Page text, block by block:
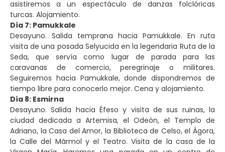
asistiremos a un espectáculo de danzas folclóricas
turcas. Alojamiento.
Día 7: Pamukkale
Desayuno. Salida temprana hacia Pamukkale. En ruta
visita de una posada Selyucida en la legendaria Ruta de la
Seda, que servía como lugar de parada para las
caravanas de comercio, peregrinaje o militares.
Seguiremos hacia Pamukkale, donde dispondremos de
tiempo libre para conocerlo mejor. Cena y alojamiento.
Día 8: Esmirna
Desayuno. Salida hacia Éfeso y visita de sus ruinas, la
ciudad dedicada a Artemisa, el Odeón, el Templo de
Adriano, la Casa del Amor, la Biblioteca de Celso, el Ágora,
la Calle del Mármol y el Teatro. Visita de la casa de la